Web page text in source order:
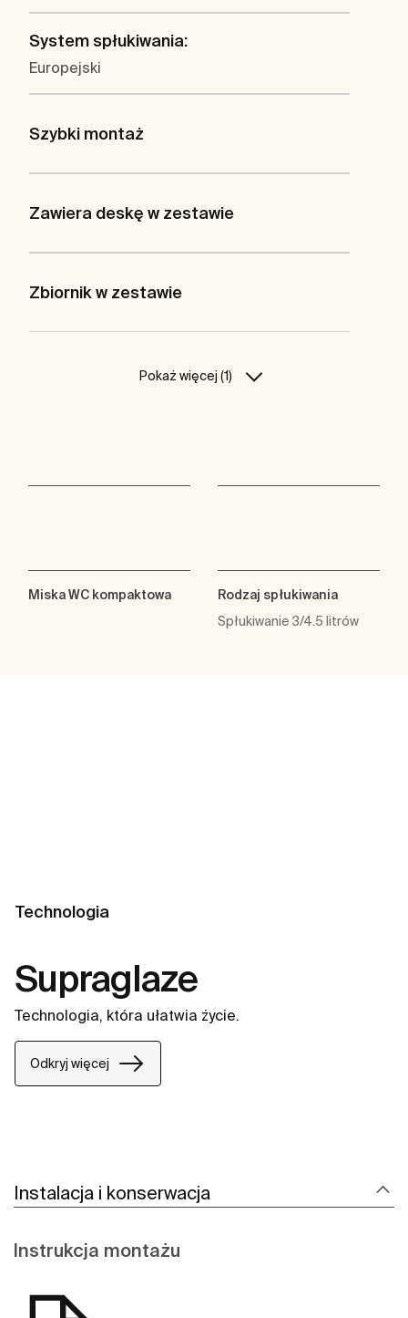
System spłukiwania:
Europejski
Szybki montaż
Zawiera deskę w zestawie
Zbiornik w zestawie
Pokaż więcej (1)
Miska WC kompaktowa
Rodzaj spłukiwania
Spłukiwanie 3/4.5 litrów
Technologia
Supraglaze
Technologia, która ułatwia życie.
Odkryj więcej
Instalacja i konserwacja
Instrukcja montażu